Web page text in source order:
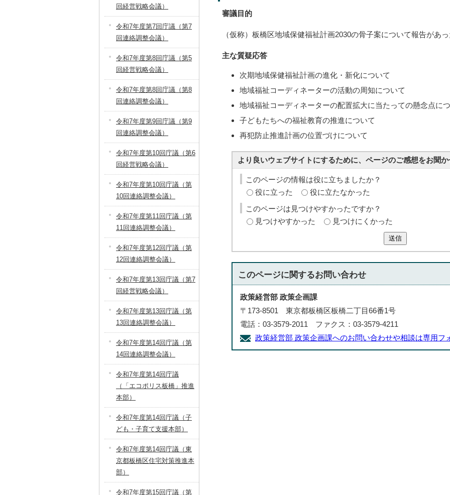
審議目的
（仮称）板橋区地域保健福祉計画2030の骨子案について報告があっ
主な質疑応答
次期地域保健福祉計画の進化・新化について
地域福祉コーディネーターの活動の周知について
地域福祉コーディネーターの配置拡大に当たっての懸念点に
子どもたちへの福祉教育の推進について
再犯防止推進計画の位置づけについて
より良いウェブサイトにするために、ページのご感想をお聞か
このページの情報は役に立ちましたか？
役に立った
役に立たなかった
このページは見つけやすかったですか？
見つけやすかった
見つけにくかった
送信
このページに関するお問い合わせ
政策経営部 政策企画課
〒173-8501 東京都板橋区板橋二丁目66番1号
電話：03-3579-2011 ファクス：03-3579-4211
政策経営部 政策企画課へのお問い合わせや相談は専用フ
回経営戦略会議）
令和7年度第7回庁議（第7
回連絡調整会議）
令和7年度第8回庁議（第5
回経営戦略会議）
令和7年度第8回庁議（第8
回連絡調整会議）
令和7年度第9回庁議（第9
回連絡調整会議）
令和7年度第10回庁議（第6
回経営戦略会議）
令和7年度第10回庁議（第
10回連絡調整会議）
令和7年度第11回庁議（第
11回連絡調整会議）
令和7年度第12回庁議（第
12回連絡調整会議）
令和7年度第13回庁議（第7
回経営戦略会議）
令和7年度第13回庁議（第
13回連絡調整会議）
令和7年度第14回庁議（第
14回連絡調整会議）
令和7年度第14回庁議
（「エコポリス板橋」推進
本部）
令和7年度第14回庁議（子
ども・子育て支援本部）
令和7年度第14回庁議（東
京都板橋区住宅対策推進本
部）
令和7年度第15回庁議（第